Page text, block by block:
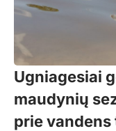
Ugniagesiai
maudynių
prie